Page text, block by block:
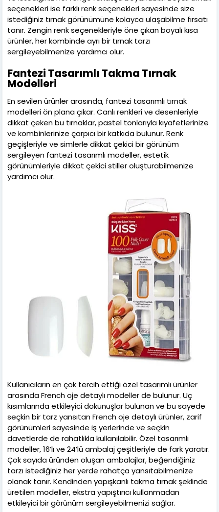
seçenekleri ise farklı renk seçenekleri sayesinde size
istediğiniz tırnak görünümüne kolayca ulaşabilme fırsatı
tanır. Zengin renk seçenekleriyle öne çıkan boyalı kısa
ürünler, her kombinde ayrı bir tırnak tarzı
sergileyebilmenize yardımcı olur.
Fantezi Tasarımlı Takma Tırnak
Modelleri
En sevilen ürünler arasında, fantezi tasarımlı tırnak
modelleri ön plana çıkar. Canlı renkleri ve desenleriyle
dikkat çeken bu tırnaklar, pastel tonlarıyla kıyafetlerinize
ve kombinlerinize çarpıcı bir katkıda bulunur. Renk
geçişleriyle ve simlerle dikkat çekici bir görünüm
sergileyen fantezi tasarımlı modeller, estetik
görünümleriyle dikkat çekici stiller oluşturabilmenize
yardımcı olur.
Kullanıcıların en çok tercih ettiği özel tasarımlı ürünler
arasında French oje detaylı modeller de bulunur. Uç
kısımlarında etkileyici dokunuşlar bulunan ve bu sayede
seçkin bir tarz yansıtan French oje detaylı ürünler, zarif
görünümleri sayesinde iş yerlerinde ve seçkin
davetlerde de rahatlıkla kullanılabilir. Özel tasarımlı
modeller, 16’lı ve 24’lü ambalaj çeşitleriyle de fark yaratır.
Çok sayıda üründen oluşan ambalajlar, beğendiğiniz
tarzı istediğiniz her yerde rahatça yansıtabilmenize
olanak tanır. Kendinden yapışkanlı takma tırnak şeklinde
üretilen modeller, ekstra yapıştırıcı kullanmadan
etkileyici bir görünüm sergileyebilmenizi sağlar.